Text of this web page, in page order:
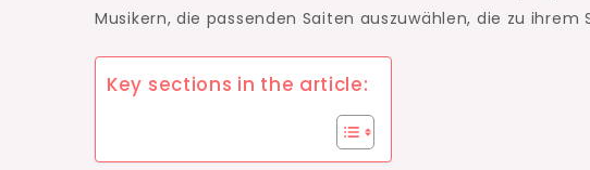
Musikern, die passenden Saiten auszuwählen, die zu ihrem
Key sections in the article: